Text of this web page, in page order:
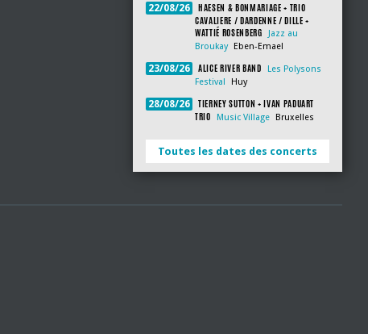
22/08/26
HAESEN & BONMARIAGE + TRIO
CAVALIERE / DARDENNE / DILLE +
WATTIÉ ROSENBERG
Jazz au
Broukay
Eben-Emael
23/08/26 ALICE RIVER BAND
Les Polysons
Festival
Huy
28/08/26
TIERNEY SUTTON + IVAN PADUART
TRIO
Music Village Bruxelles
Toutes les dates des concerts